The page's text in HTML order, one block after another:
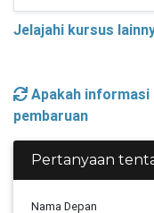
Jelajahi kursus
Apakah informasi
pembaruan
Pertanyaan
Nama Depan